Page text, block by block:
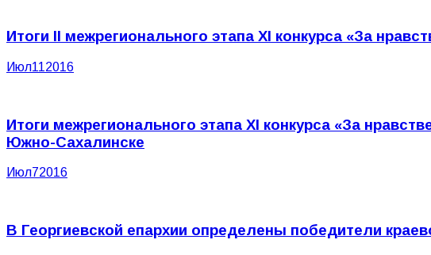
Итоги II межрегионального этапа XI конкурса «За
Июл112016
Итоги межрегионального этапа XI конкурса «За
Южно-Сахалинске
Июл72016
В Георгиевской епархии определены победители